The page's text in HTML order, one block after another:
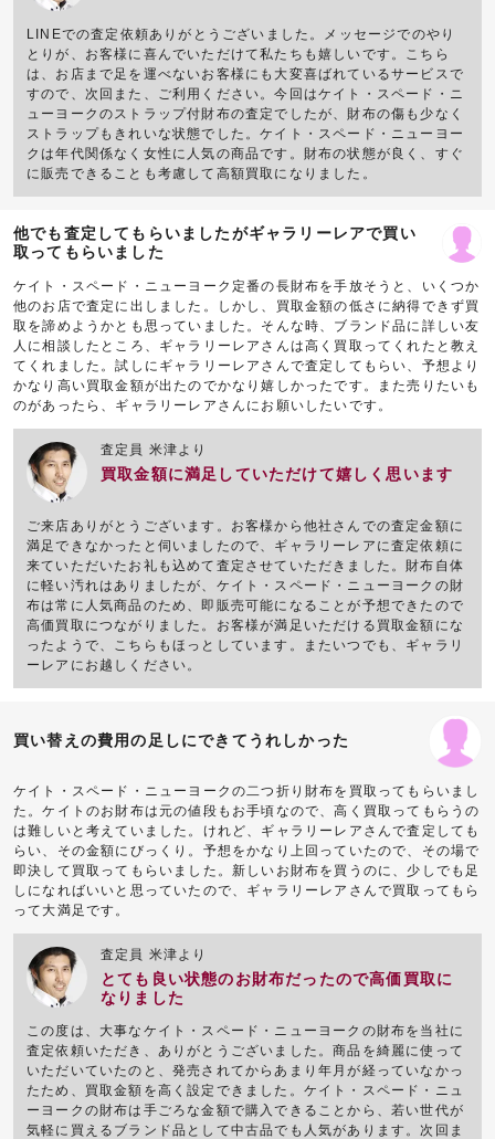
LINEでの査定依頼ありがとうございました。メッセージでのやり
とりが、お客様に喜んでいただけて私たちも嬉しいです。こちら
は、お店まで足を運べないお客様にも大変喜ばれているサービスで
すので、次回また、ご利用ください。今回はケイト・スペード・ニ
ューヨークのストラップ付財布の査定でしたが、財布の傷も少なく
ストラップもきれいな状態でした。ケイト・スペード・ニューヨー
クは年代関係なく女性に人気の商品です。財布の状態が良く、すぐ
に販売できることも考慮して高額買取になりました。
他でも査定してもらいましたがギャラリーレアで買い
取ってもらいました
ケイト・スペード・ニューヨーク定番の長財布を手放そうと、いくつか
他のお店で査定に出しました。しかし、買取金額の低さに納得できず買
取を諦めようかとも思っていました。そんな時、ブランド品に詳しい友
人に相談したところ、ギャラリーレアさんは高く買取ってくれたと教え
てくれました。試しにギャラリーレアさんで査定してもらい、予想より
かなり高い買取金額が出たのでかなり嬉しかったです。また売りたいも
のがあったら、ギャラリーレアさんにお願いしたいです。
査定員 米津より
買取金額に満足していただけて嬉しく思います
ご来店ありがとうございます。お客様から他社さんでの査定金額に
満足できなかったと伺いましたので、ギャラリーレアに査定依頼に
来ていただいたお礼も込めて査定させていただきました。財布自体
に軽い汚れはありましたが、ケイト・スペード・ニューヨークの財
布は常に人気商品のため、即販売可能になることが予想できたので
高価買取につながりました。お客様が満足いただける買取金額にな
ったようで、こちらもほっとしています。またいつでも、ギャラリ
ーレアにお越しください。
買い替えの費用の足しにできてうれしかった
ケイト・スペード・ニューヨークの二つ折り財布を買取ってもらいまし
た。ケイトのお財布は元の値段もお手頃なので、高く買取ってもらうの
は難しいと考えていました。けれど、ギャラリーレアさんで査定しても
らい、その金額にびっくり。予想をかなり上回っていたので、その場で
即決して買取ってもらいました。新しいお財布を買うのに、少しでも足
しになればいいと思っていたので、ギャラリーレアさんで買取ってもら
って大満足です。
査定員 米津より
とても良い状態のお財布だったので高価買取に
なりました
この度は、大事なケイト・スペード・ニューヨークの財布を当社に
査定依頼いただき、ありがとうございました。商品を綺麗に使って
いただいていたのと、発売されてからあまり年月が経っていなかっ
たため、買取金額を高く設定できました。ケイト・スペード・ニュ
ーヨークの財布は手ごろな金額で購入できることから、若い世代が
気軽に買えるブランド品として中古品でも人気があります。次回ま